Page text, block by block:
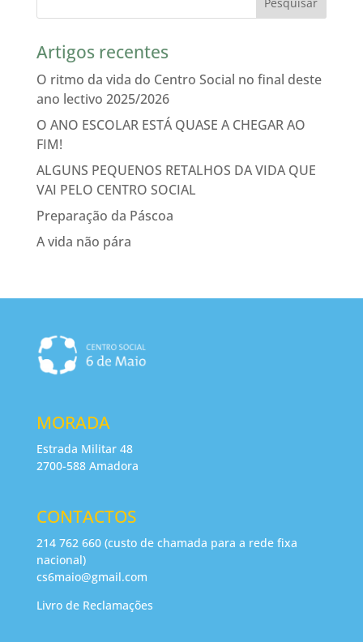
Artigos recentes
O ritmo da vida do Centro Social no final deste
ano lectivo 2025/2026
O ANO ESCOLAR ESTÁ QUASE A CHEGAR AO
FIM!
ALGUNS PEQUENOS RETALHOS DA VIDA QUE
VAI PELO CENTRO SOCIAL
Preparação da Páscoa
A vida não pára
MORADA
Estrada Militar 48
2700-588 Amadora
CONTACTOS
214 762 660 (custo de chamada para a rede fixa
nacional)
cs6maio@gmail.com
Livro de Reclamações